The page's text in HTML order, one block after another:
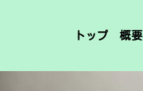
トップ 概要